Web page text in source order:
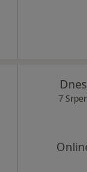
Dnes
7